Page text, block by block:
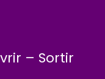
– Sortir